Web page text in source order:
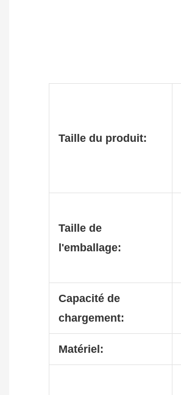
Taille du produit:
Taille de
l'emballage:
Capacité de
chargement:
Matériel: